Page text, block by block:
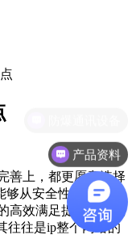
善上，都更愿意选择
够从安全性的角度带
高效满足提供了先决
往往是ip整个网络的
产品资料